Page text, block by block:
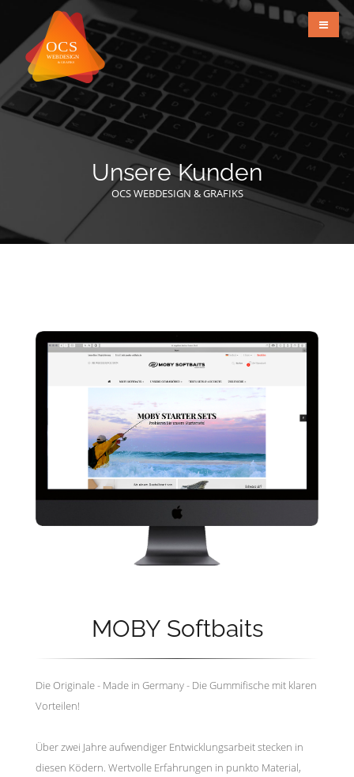
Unsere Kunden
OCS WEBDESIGN & GRAFIKS
MOBY Softbaits
Die Originale - Made in Germany - Die Gummifische mit klaren
Vorteilen!
Über zwei Jahre aufwendiger Entwicklungsarbeit stecken in
diesen Ködern. Wertvolle Erfahrungen in punkto Material,